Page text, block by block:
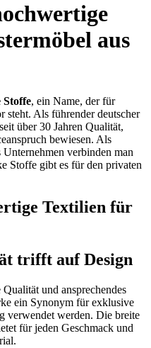
aus
Stoffe, ein Name, der für
steht. Als führender deutscher
über 30 Jahren Qualität,
bewiesen. Als
verbinden man
Stoffe gibt es für den privaten
Textilien für
trifft auf Design
und ansprechendes
ein Synonym für exklusive
verwendet werden. Die breite
für jeden Geschmack und